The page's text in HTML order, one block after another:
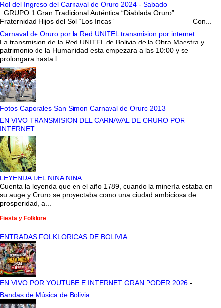
Rol del Ingreso del Carnaval de Oruro 2024 - Sabado
GRUPO 1 Gran Tradicional Auténtica “Diablada Oruro”
Fraternidad Hijos del Sol “Los Incas” Con...
Carnaval de Oruro por la Red UNITEL transmision por internet
La transmision de la Red UNITEL de Bolivia de la Obra Maestra y
patrimonio de la Humanidad esta empezara a las 10:00 y se
prolongara hasta l...
Fotos Caporales San Simon Carnaval de Oruro 2013
EN VIVO TRANSMISION DEL CARNAVAL DE ORURO POR
INTERNET
LEYENDA DEL NINA NINA
Cuenta la leyenda que en el año 1789, cuando la minería estaba en
su auge y Oruro se proyectaba como una ciudad ambiciosa de
prosperidad, a...
Fiesta y Folklore
ENTRADAS FOLKLORICAS DE BOLIVIA
EN VIVO POR YOUTUBE E INTERNET GRAN PODER 2026 -
Bandas de Música de Bolivia